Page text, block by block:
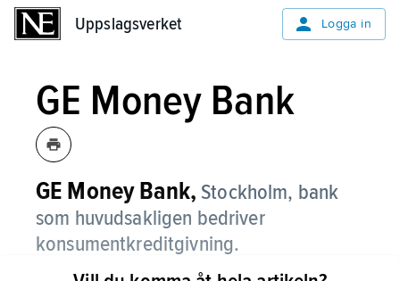
Uppslagsverket Logga in
GE Money Bank
GE Money Bank, Stockholm, bank
som huvudsakligen bedriver
konsumentkreditgivning.